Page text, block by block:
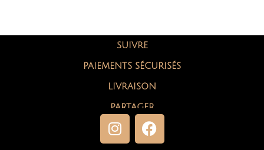
SUIVRE
PAIEMENTS SÉCURISÉS
LIVRAISON
PARTAGER